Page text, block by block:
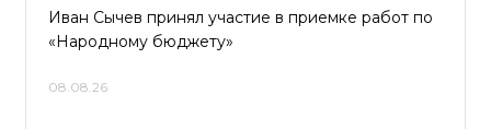
Иван Сычев принял участие в приемке работ по
«Народному бюджету»
08.08.26